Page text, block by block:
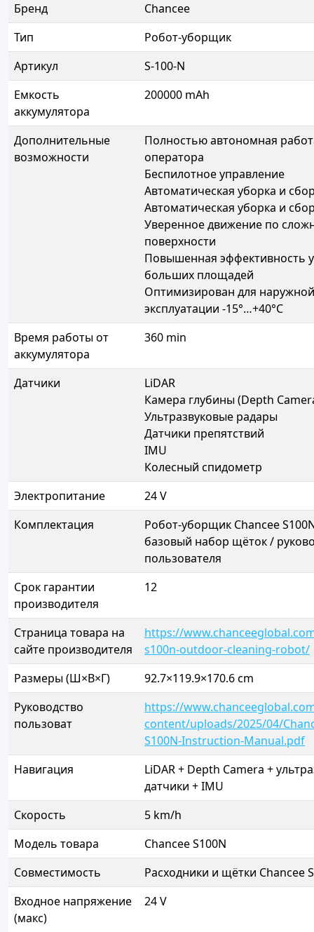
Бренд
Chancee
Тип
Робот-уборщик
Артикул
S-100-N
Емкость
аккумулятора
200000 mAh
Дополнительные
возможности
Полностью автономная
оператора
Беспилотное управление
Автоматическая уборка и
Автоматическая уборка и
Уверенное движение по
поверхности
Повышенная эффективность
больших площадей
Оптимизирован для наружной
эксплуатации -15°…+40°C
Время работы от
аккумулятора
360 min
Датчики
LiDAR
Камера глубины (Depth
Ультразвуковые радары
Датчики препятствий
IMU
Колесный спидометр
Электропитание
24 V
Комплектация
Робот-уборщик Chancee
базовый набор щёток /
пользователя
Срок гарантии
производителя
12
Страница товара на
сайте производителя
https://
s100n-outdoor-cleaning-robot/
Размеры (Ш×В×Г)
92.7×119.9×170.6 cm
Руководство
пользоват
https://
content/uploads/2025/04/
S100N-Instruction-Manual.pdf
Навигация
LiDAR + Depth Camera +
датчики + IMU
Скорость
5 km/h
Модель товара
Chancee S100N
Совместимость
Расходники и щётки Chancee
Входное напряжение
(макс)
24 V